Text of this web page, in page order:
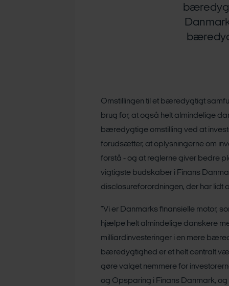
Omstillingen til et bæredygtigt
brug for, at også helt almindelige
bæredygtige omstilling ved at
forudsætter, at oplysningerne om
forstå - og at reglerne giver bedre
vigtigste budskaber i Finans
disclosureforordningen, der har lidt
”Vi er Danmarks finansielle motor,
hjælpe helt almindelige danskere
milliardinvesteringer i en mere
bæredygtighed er et helt centralt
gøre valget nemmere for
og Opsparing i Finans Danmark,